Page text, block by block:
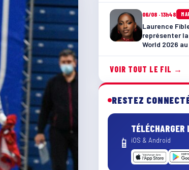
06/08 · 13h48
Laurence
représenter
World 2026
VOIR TOUT LE FIL →
RESTEZ
📱
TÉLÉCHARGER
iOS & Android